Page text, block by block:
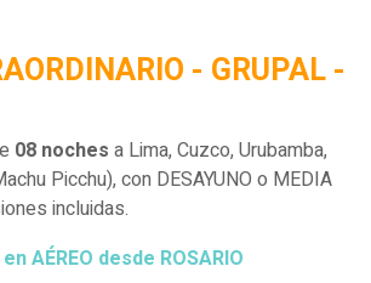
- GRUPAL -
08 noches a Lima, Cuzco, Urubamba,
Picchu), con DESAYUNO o MEDIA
incluidas.
AÉREO desde ROSARIO